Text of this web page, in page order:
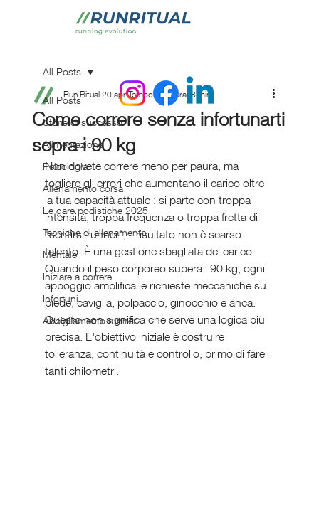
All Posts
Storie di successo
Alimentazione
Psicologia
Allenamento corsa
Le gare podistiche 2025
Tecniche di allenamento
Mentale
Iniziare a correre
Infortuni
Abbigliamento runner
All Posts
Come correre senza infortunarti
sopra i 90 kg
Run Ritual 20 apr Tempo di lettura: 8 min
Non dovete correre meno per paura, ma
togliere gli errori che aumentano il carico oltre
la tua capacità attuale : si parte con troppa
intensità, troppa frequenza o troppa fretta di
"sentirsi runner", il risultato non è scarso
talento. È una gestione sbagliata del carico.
Quando il peso corporeo supera i 90 kg, ogni
appoggio amplifica le richieste meccaniche su
piede, caviglia, polpaccio, ginocchio e anca.
Questo non significa che serve una logica più
precisa. L'obiettivo iniziale è costruire
tolleranza, continuità e controllo, primo di fare
tanti chilometri.